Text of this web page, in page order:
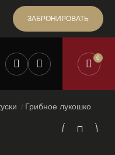
ЗАБРОНИРОВАТЬ
0
Грибное лукошко